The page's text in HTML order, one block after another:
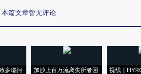
本篇文章暂无评论
多瑙河
加沙上百万流离失所者困
视线｜